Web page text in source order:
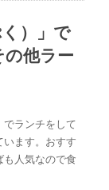
く）」で
の他ラー
でランチをして
います。おすす
も人気なので食